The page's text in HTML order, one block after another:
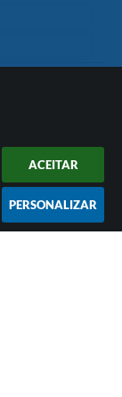
ACEITAR
PERSONALIZAR